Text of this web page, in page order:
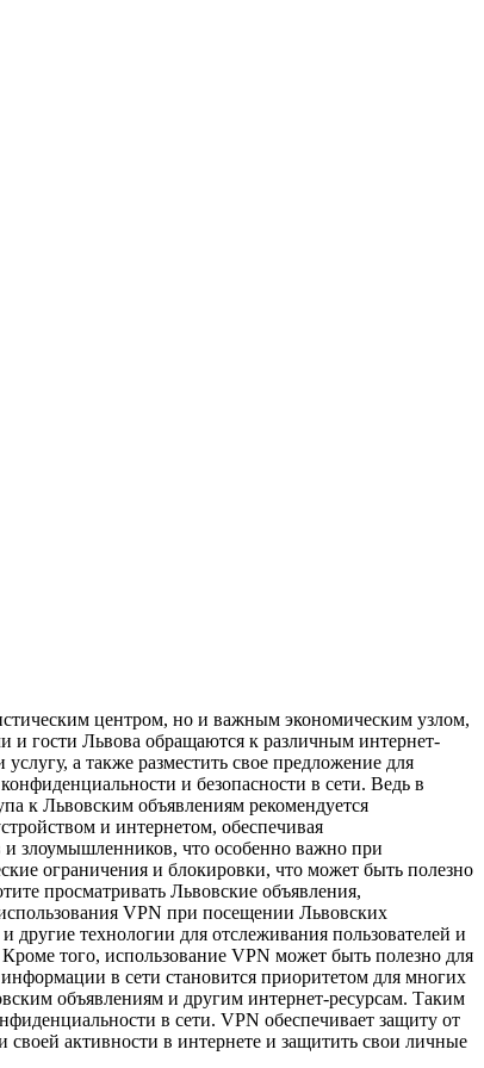
центром, но и важным экономическим узлом,
и гости Львова обращаются к различным интернет-
а также разместить свое предложение для
и безопасности в сети. Ведь в
к Львовским объявлениям рекомендуется
и интернетом, обеспечивая
злоумышленников, что особенно важно при
ограничения и блокировки, что может быть полезно
просматривать Львовские объявления,
VPN при посещении Львовских
технологии для отслеживания пользователей и
того, использование VPN может быть полезно для
в сети становится приоритетом для многих
объявлениям и другим интернет-ресурсам. Таким
в сети. VPN обеспечивает защиту от
своей активности в интернете и защитить свои личные